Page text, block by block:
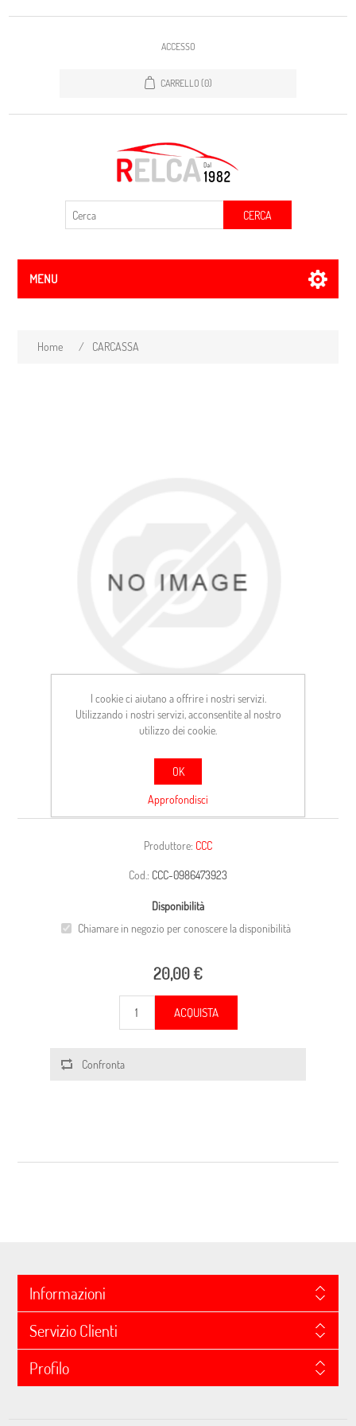
ACCESSO
CARRELLO (0)
CERCA
MENU
Home / CARCASSA
CARCASSA
Produttore: CCC
Cod.: CCC-0986473923
Disponibilità
Chiamare in negozio per conoscere la disponibilità
20,00 €
ACQUISTA
Confronta
Informazioni
Servizio Clienti
Profilo
I cookie ci aiutano a offrire i nostri servizi.
Utilizzando i nostri servizi, acconsentite al nostro
utilizzo dei cookie.
OK
Approfondisci